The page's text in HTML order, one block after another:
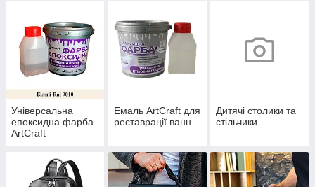
Універсальна
епоксидна фарба
ArtCraft
Емаль ArtCraft для
реставрації ванн
Дитячі столики та
стільчики